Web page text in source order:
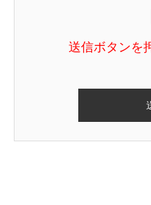
送信ボタンを